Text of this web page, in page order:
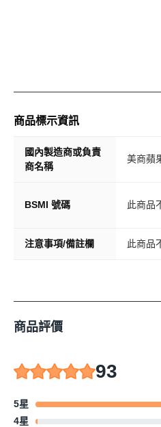
商品標示資訊
國內製造商或負責
商名稱
美商蘋
BSMI 號碼 此商品
注意事項/備註欄 此商品
商品評價
93
5星
4星